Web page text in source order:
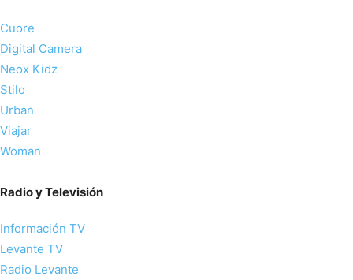
Cuore
Digital Camera
Neox Kidz
Stilo
Urban
Viajar
Woman
Radio y Televisión
Información TV
Levante TV
Radio Levante